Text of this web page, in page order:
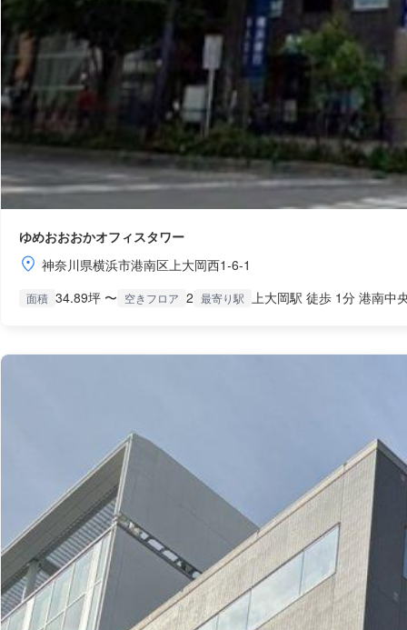
ゆめおおおかオフィスタワー
神奈川県横浜市港南区上大岡西1-6-1
面積 34.89坪 〜 空きフロア 2 最寄り駅 上大岡駅 徒歩 1分 港南中